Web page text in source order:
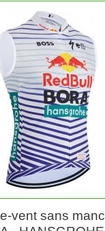
vent sans